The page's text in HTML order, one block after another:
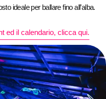
ideale per ballare fino all’alba.
ed il calendario, clicca qui.